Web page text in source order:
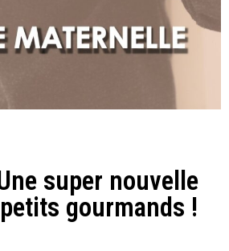
super nouvelle
gourmands !